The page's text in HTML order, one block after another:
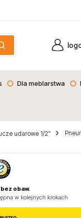
Dla meblarstwa
udarowe 1/2"